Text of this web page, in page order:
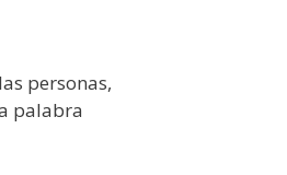
personas,
palabra